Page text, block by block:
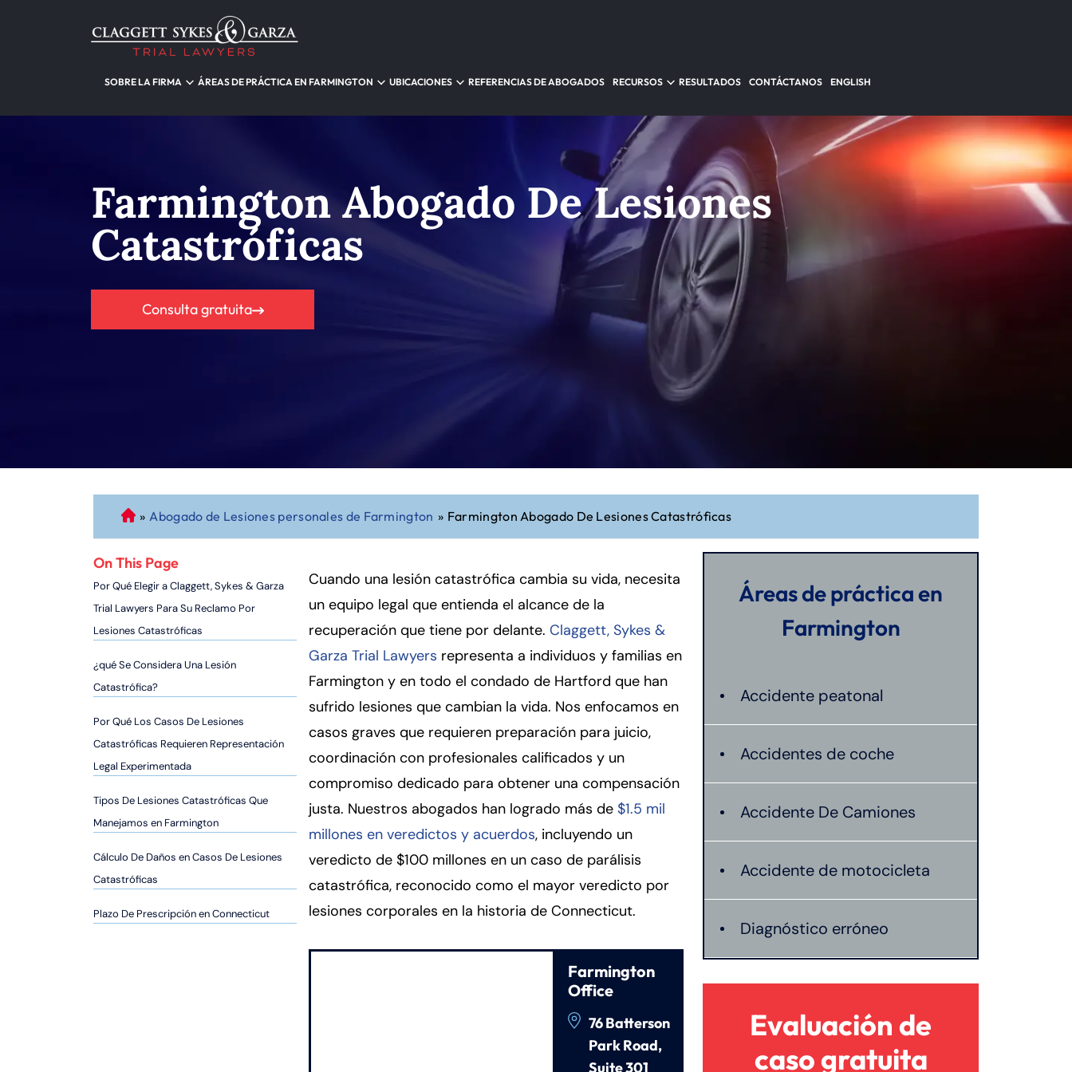
SOBRE LA FIRMA ÁREAS DE PRÁCTICA EN FARMINGTON UBICACIONES REFERENCIAS DE ABOGADOS RECURSOS RESULTADOS CONTÁCTANOS ENGLISH
Farmington Abogado De Lesiones
Catastróficas
Consulta gratuita
A
b
o
d
o
d
P
er
so
al
Inj
ur
y
d
e
o
» Abogado de Lesiones personales de Farmington » Farmington Abogado De Lesiones Catastróficas
On This Page
Por Qué Elegir a Claggett, Sykes & Garza
Trial Lawyers Para Su Reclamo Por
Lesiones Catastróficas
¿qué Se Considera Una Lesión
Catastrófica?
Por Qué Los Casos De Lesiones
Catastróficas Requieren Representación
Legal Experimentada
Tipos De Lesiones Catastróficas Que
Manejamos en Farmington
Cálculo De Daños en Casos De Lesiones
Catastróficas
Plazo De Prescripción en Connecticut
Cuando una lesión catastrófica cambia su vida, necesita
un equipo legal que entienda el alcance de la
recuperación que tiene por delante. Claggett, Sykes &
Garza Trial Lawyers representa a individuos y familias en
Farmington y en todo el condado de Hartford que han
sufrido lesiones que cambian la vida. Nos enfocamos en
casos graves que requieren preparación para juicio,
coordinación con profesionales calificados y un
compromiso dedicado para obtener una compensación
justa. Nuestros abogados han logrado más de $1.5 mil
millones en veredictos y acuerdos, incluyendo un
veredicto de $100 millones en un caso de parálisis
catastrófica, reconocido como el mayor veredicto por
lesiones corporales en la historia de Connecticut.
Farmington
Office
76 Batterson
Park Road,
Suite 301
Áreas de práctica en
Farmington
Accidente peatonal
Accidentes de coche
Accidente De Camiones
Accidente de motocicleta
Diagnóstico erróneo
Lesión catastrófica
Lesión Cerebral Traumática
Evaluación de
caso gratuita